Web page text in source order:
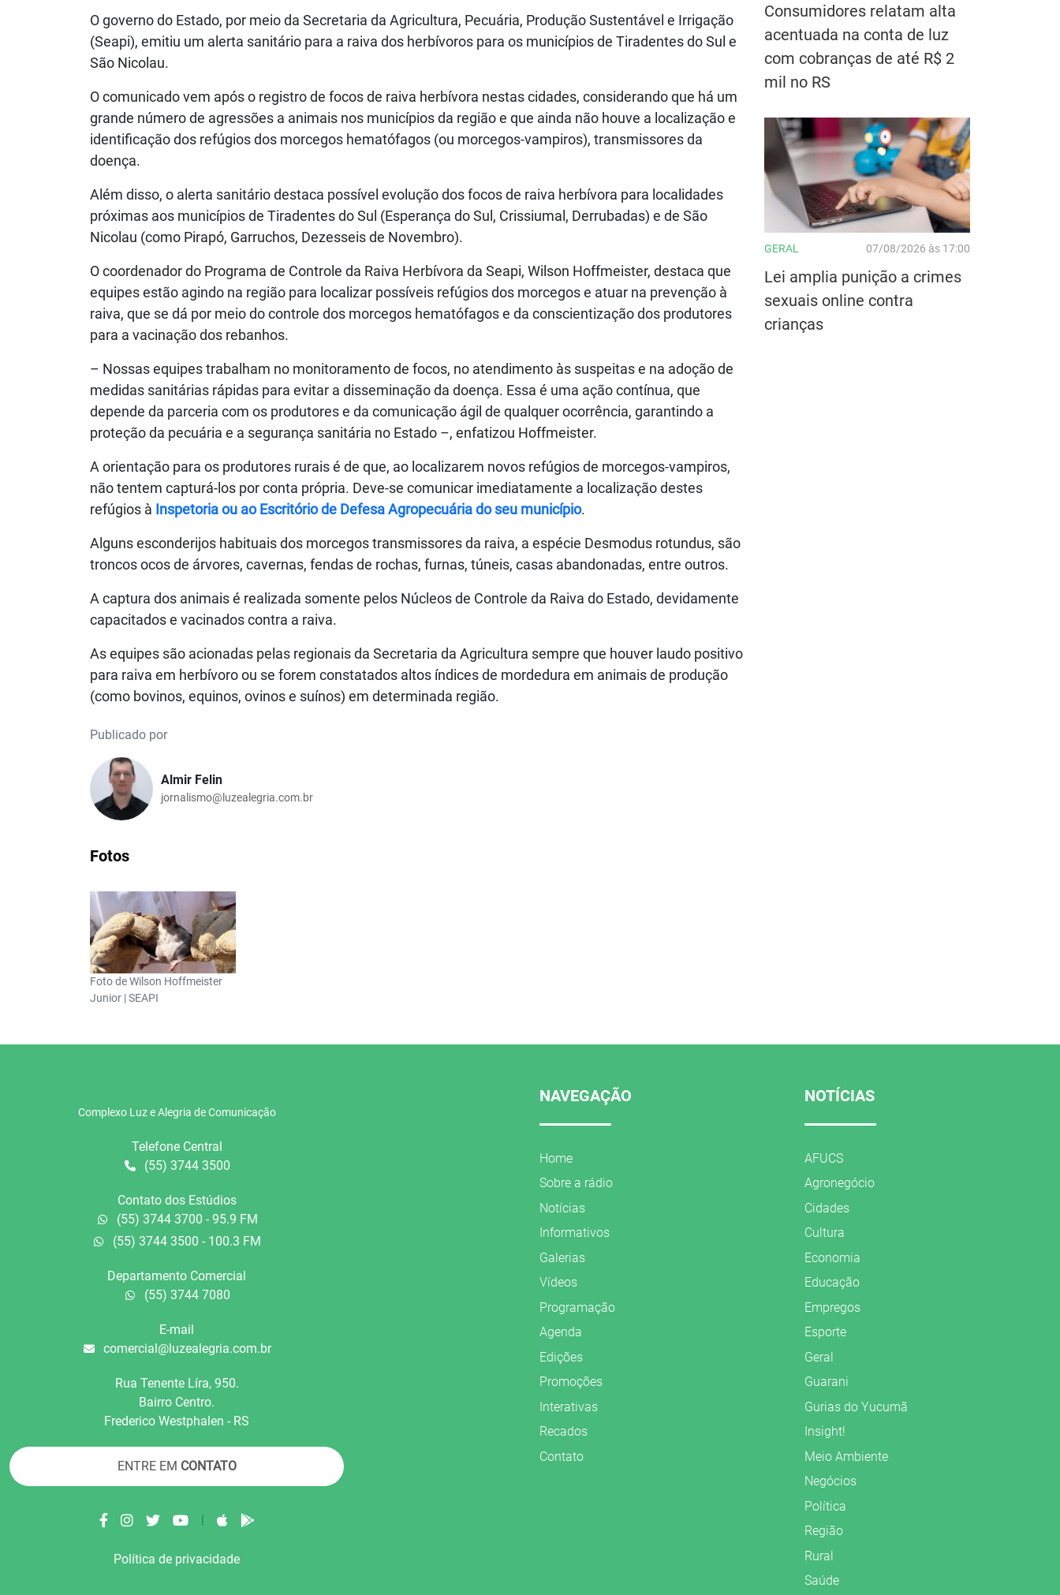
O governo do Estado, por meio da Secretaria da Agricultura, Pecuária, Produção Sustentável e Irrigação
(Seapi), emitiu um alerta sanitário para a raiva dos herbívoros para os municípios de Tiradentes do Sul e
São Nicolau.
O comunicado vem após o registro de focos de raiva herbívora nestas cidades, considerando que há um
grande número de agressões a animais nos municípios da região e que ainda não houve a localização e
identificação dos refúgios dos morcegos hematófagos (ou morcegos-vampiros), transmissores da
doença.
Além disso, o alerta sanitário destaca possível evolução dos focos de raiva herbívora para localidades
próximas aos municípios de Tiradentes do Sul (Esperança do Sul, Crissiumal, Derrubadas) e de São
Nicolau (como Pirapó, Garruchos, Dezesseis de Novembro).
O coordenador do Programa de Controle da Raiva Herbívora da Seapi, Wilson Hoffmeister, destaca que
equipes estão agindo na região para localizar possíveis refúgios dos morcegos e atuar na prevenção à
raiva, que se dá por meio do controle dos morcegos hematófagos e da conscientização dos produtores
para a vacinação dos rebanhos.
– Nossas equipes trabalham no monitoramento de focos, no atendimento às suspeitas e na adoção de
medidas sanitárias rápidas para evitar a disseminação da doença. Essa é uma ação contínua, que
depende da parceria com os produtores e da comunicação ágil de qualquer ocorrência, garantindo a
proteção da pecuária e a segurança sanitária no Estado –, enfatizou Hoffmeister.
A orientação para os produtores rurais é de que, ao localizarem novos refúgios de morcegos-vampiros,
não tentem capturá-los por conta própria. Deve-se comunicar imediatamente a localização destes
refúgios à Inspetoria ou ao Escritório de Defesa Agropecuária do seu município.
Alguns esconderijos habituais dos morcegos transmissores da raiva, a espécie Desmodus rotundus, são
troncos ocos de árvores, cavernas, fendas de rochas, furnas, túneis, casas abandonadas, entre outros.
A captura dos animais é realizada somente pelos Núcleos de Controle da Raiva do Estado, devidamente
capacitados e vacinados contra a raiva.
As equipes são acionadas pelas regionais da Secretaria da Agricultura sempre que houver laudo positivo
para raiva em herbívoro ou se forem constatados altos índices de mordedura em animais de produção
(como bovinos, equinos, ovinos e suínos) em determinada região.
Publicado por
Almir Felin
jornalismo@luzealegria.com.br
Fotos
Foto de Wilson Hoffmeister
Junior | SEAPI
Consumidores relatam alta
acentuada na conta de luz
com cobranças de até R$ 2
mil no RS
GERAL 07/08/2026 às 17:00
Lei amplia punição a crimes
sexuais online contra
crianças
Complexo Luz e Alegria de Comunicação
Telefone Central
(55) 3744 3500
Contato dos Estúdios
(55) 3744 3700 - 95.9 FM
(55) 3744 3500 - 100.3 FM
Departamento Comercial
(55) 3744 7080
E-mail
comercial@luzealegria.com.br
Rua Tenente Líra, 950.
Bairro Centro.
Frederico Westphalen - RS
ENTRE EM CONTATO
Política de privacidade
NAVEGAÇÃO
Home
Sobre a rádio
Notícias
Informativos
Galerias
Vídeos
Programação
Agenda
Edições
Promoções
Interativas
Recados
Contato
NOTÍCIAS
AFUCS
Agronegócio
Cidades
Cultura
Economia
Educação
Empregos
Esporte
Geral
Guarani
Gurias do Yucumã
Insight!
Meio Ambiente
Negócios
Política
Região
Rural
Saúde